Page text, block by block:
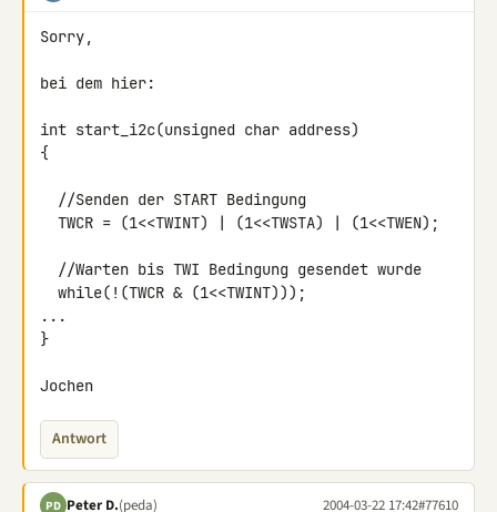
Sorry,
bei dem hier:
int start_i2c(unsigned char address)
{
...
}
Jochen
Antwort
PD Peter D.(peda) 2004-03-22 17:42#77610